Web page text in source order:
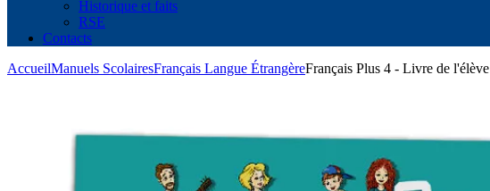
Historique et faits
RSE
Contacts
AccueilManuels ScolairesFrançais Langue ÉtrangèreFrançais Plus 4 - Livre de l'élève